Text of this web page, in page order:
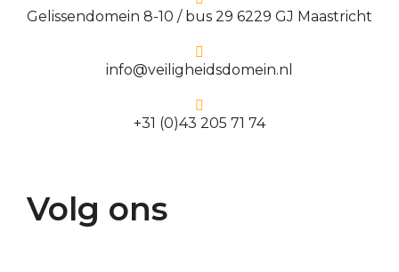
Gelissendomein 8-10 / bus 29 6229 GJ Maastricht
info@veiligheidsdomein.nl
+31 (0)43 205 71 74
Volg ons